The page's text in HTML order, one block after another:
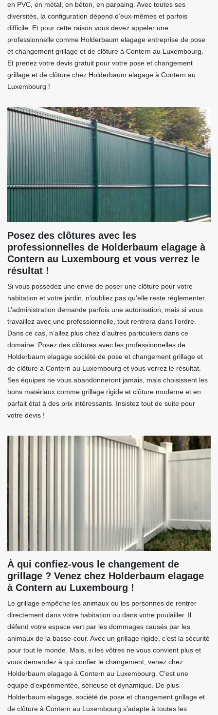
en PVC, en métal, en béton, en parpaing. Avec toutes ses
diversités, la configuration dépend d’eux-mêmes et parfois
difficile. Et pour cette raison vous devez appeler une
professionnelle comme Holderbaum elagage entreprise de pose
et changement grillage et de clôture à Contern au Luxembourg.
Et prenez votre devis gratuit pour votre pose et changement
grillage et de clôture chez Holderbaum elagage à Contern au
Luxembourg !
Posez des clôtures avec les
professionnelles de Holderbaum elagage à
Contern au Luxembourg et vous verrez le
résultat !
Si vous possédez une envie de poser une clôture pour votre
habitation et votre jardin, n’oubliez pas qu’elle reste réglementer.
L’administration demande parfois une autorisation, mais si vous
travaillez avec une professionnelle, tout rentrera dans l’ordre.
Dans ce cas, n’allez plus chez d’autres particuliers dans ce
domaine. Posez des clôtures avec les professionnelles de
Holderbaum elagage société de pose et changement grillage et
de clôture à Contern au Luxembourg et vous verrez le résultat.
Ses équipes ne vous abandonneront jamais, mais choisissent les
bons matériaux comme grillage rigide et clôture moderne et en
parfait état à des prix intéressants. Insistez tout de suite pour
votre devis !
À qui confiez-vous le changement de
grillage ? Venez chez Holderbaum elagage
à Contern au Luxembourg !
Le grillage empêche les animaux ou les personnes de rentrer
directement dans votre habitation ou dans votre poulailler. Il
défend votre espace vert par les dommages causés par les
animaux de la basse-cour. Avec un grillage rigide, c’est la sécurité
pour tout le monde. Mais, si les vôtres ne vous convient plus et
vous demandez à qui confier le changement, venez chez
Holderbaum elagage à Contern au Luxembourg. C’est une
équipe d’expérimentée, sérieuse et dynamique. De plus
Holderbaum elagage, société de pose et changement grillage et
de clôture à Contern au Luxembourg s’adapte à toutes les